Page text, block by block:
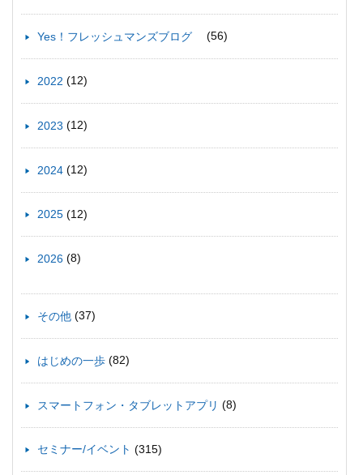
Yes！フレッシュマンズブログ (56)
2022 (12)
2023 (12)
2024 (12)
2025 (12)
2026 (8)
その他 (37)
はじめの一歩 (82)
スマートフォン・タブレットアプリ (8)
セミナー/イベント (315)